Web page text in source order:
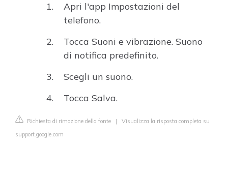
Apri l'app Impostazioni del
telefono.
Tocca Suoni e vibrazione. Suono
di notifica predefinito.
Scegli un suono.
Tocca Salva.
Richiesta di rimozione della fonte | Visualizza la risposta completa su
support.google.com